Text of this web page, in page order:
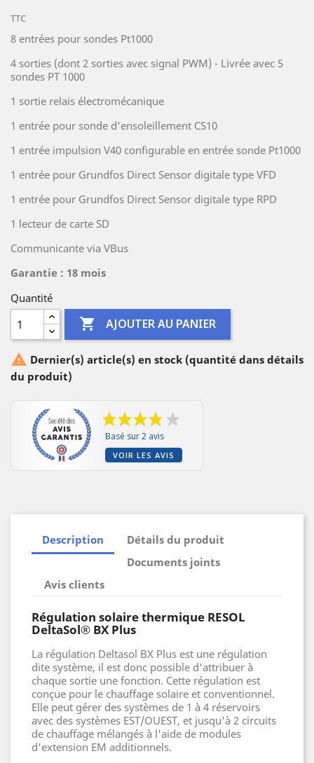
TTC
8 entrées pour sondes Pt1000
4 sorties (dont 2 sorties avec signal PWM) - Livrée avec 5
sondes PT 1000
1 sortie relais électromécanique
1 entrée pour sonde d'ensoleillement CS10
1 entrée impulsion V40 configurable en entrée sonde Pt1000
1 entrée pour Grundfos Direct Sensor digitale type VFD
1 entrée pour Grundfos Direct Sensor digitale type RPD
1 lecteur de carte SD
Communicante via VBus
Garantie : 18 mois
Quantité
 AJOUTER AU PANIER
 Dernier(s) article(s) en stock (quantité dans détails
du produit)
Basé sur 2 avis
VOIR LES AVIS
Description
Détails du produit
Documents joints
Avis clients
Régulation solaire thermique RESOL
DeltaSol® BX Plus
La régulation Deltasol BX Plus est une régulation
dite système, il est donc possible d'attribuer à
chaque sortie une fonction. Cette régulation est
conçue pour le chauffage solaire et conventionnel.
Elle peut gérer des systèmes de 1 à 4 réservoirs
avec des systèmes EST/OUEST, et jusqu'à 2 circuits
de chauffage mélangés à l'aide de modules
d'extension EM additionnels.